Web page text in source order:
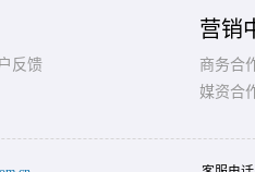
反馈
营销
商务合
媒资合